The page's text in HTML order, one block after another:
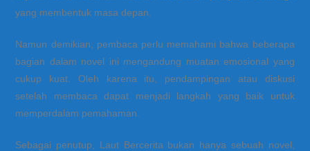
yang membentuk masa depan.
Namun demikian, pembaca perlu memahami bahwa beberapa
bagian dalam novel ini mengandung muatan emosional yang
cukup kuat. Oleh karena itu, pendampingan atau diskusi
setelah membaca dapat menjadi langkah yang baik untuk
memperdalam pemahaman.
Sebagai penutup, Laut Bercerita bukan hanya sebuah novel,